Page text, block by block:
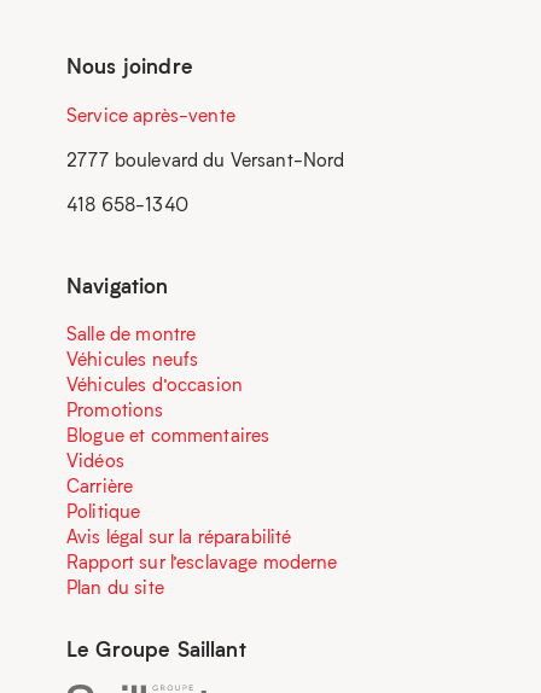
Nous joindre
Service après-vente
2777 boulevard du Versant-Nord
418 658-1340
Navigation
Salle de montre
Véhicules neufs
Véhicules d’occasion
Promotions
Blogue et commentaires
Vidéos
Carrière
Politique
Avis légal sur la réparabilité
Rapport sur l’esclavage moderne
Plan du site
Le Groupe Saillant